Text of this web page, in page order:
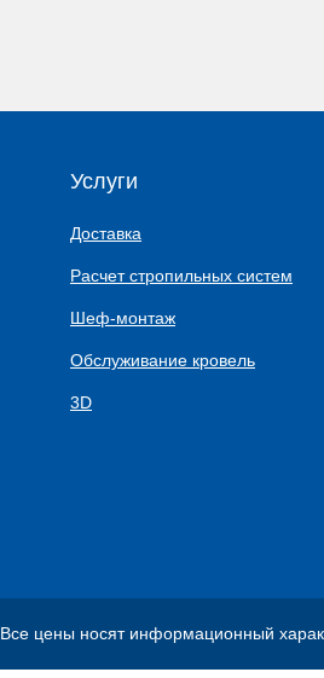
Услуги
Доставка
Расчет стропильных систем
Шеф-монтаж
Обслуживание кровель
3D
Все цены носят информационный